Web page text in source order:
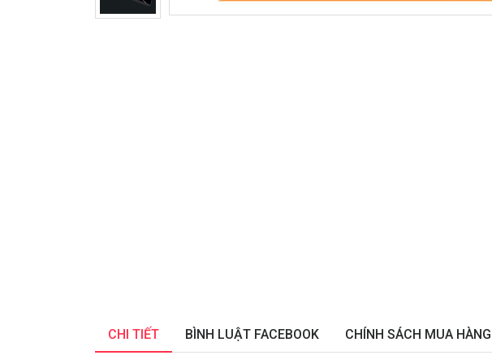
CHI TIẾT BÌNH LUẬT FACEBOOK CHÍNH SÁCH MUA HÀNG